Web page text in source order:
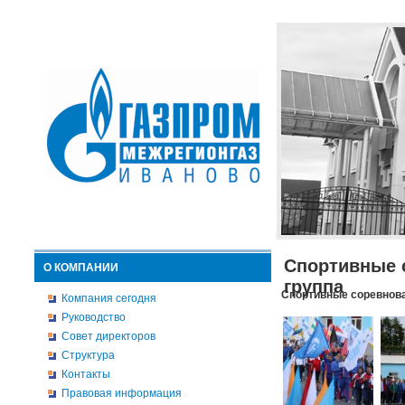
О КОМПАНИИ
Компания сегодня
Руководство
Совет директоров
Структура
Контакты
Правовая информация
Спортивные
группа
Спортивные